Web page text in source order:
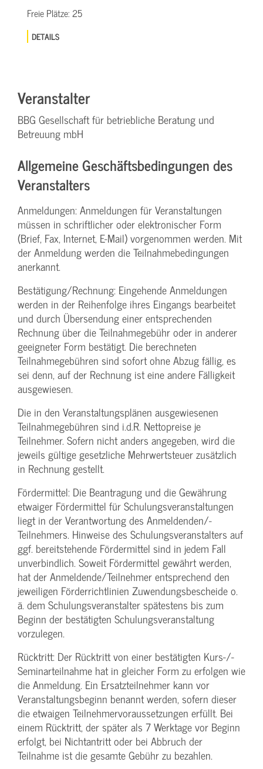
Freie Plätze:25
DETAILS
Veranstalter
BBG Gesellschaft für betriebliche Beratung und
Betreuung mbH
Allgemeine Geschäftsbedingungen des
Veranstalters
Anmeldungen: Anmeldungen für Veranstaltungen
müssen in schriftlicher oder elektronischer Form
(Brief, Fax, Internet, E-Mail) vorgenommen werden. Mit
der Anmeldung werden die Teilnahme­bedingungen
anerkannt.
Bestätigung­/Rechnung: Eingehende Anmeldungen
werden in der Reihenfolge ihres Eingangs bearbeitet
und durch Übersendung einer entsprechenden
Rechnung über die Teilnahmegebühr oder in anderer
geeigneter Form bestätigt. Die berechneten
Teilnahmegebühren sind sofort ohne Abzug fällig, es
sei denn, auf der Rechnung ist eine andere Fälligkeit
ausgewiesen.
Die in den Veranstaltungsplänen ausgewiesenen
Teilnahmegebühren sind i.d.R. Nettopreise je
Teilnehmer. Sofern nicht anders angegeben, wird die
jeweils gültige gesetzliche Mehrwertsteuer zusätzlich
in Rechnung gestellt.
Fördermittel: Die Beantragung und die Gewährung
etwaiger Fördermittel für Schulungs­veranstaltungen
liegt in der Verantwortung des Anmeldenden/­
Teilnehmers. Hinweise des Schulungs­veranstalters auf
ggf. bereitstehende Fördermittel sind in jedem Fall
unverbindlich. Soweit Fördermittel gewährt werden,
hat der Anmeldende/­Teilnehmer entsprechend den
jeweiligen Förderrichtlinien Zuwendungs­bescheide o.
ä. dem Schulungs­veranstalter spätestens bis zum
Beginn der bestätigten Schulungs­veranstaltung
vorzulegen.
Rücktritt: Der Rücktritt von einer bestätigten Kurs-/­
Seminarteilnahme hat in gleicher Form zu erfolgen wie
die Anmeldung. Ein Ersatzteilnehmer kann vor
Veranstaltungs­beginn benannt werden, sofern dieser
die etwaigen Teilnehmer­voraussetzungen erfüllt. Bei
einem Rücktritt, der später als 7 Werktage vor Beginn
erfolgt, bei Nichtantritt oder bei Abbruch der
Teilnahme ist die gesamte Gebühr zu bezahlen.